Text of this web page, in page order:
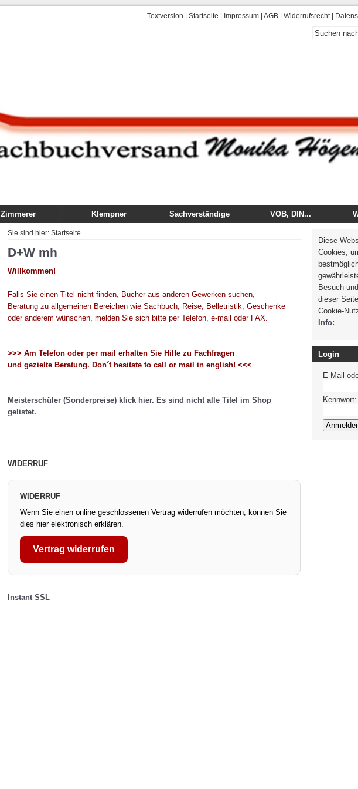
Textversion Startseite Impressum AGB Widerrufsrecht|
Zimmerer
Fachbuch
Ausbildung
Kalkulation
Klempner
Sachverständige
VOB, DIN...
Sie sind hier: Startseite
D+W mh
Willkommen!
Falls Sie einen Titel nicht finden, Bücher aus anderen Gewerken suchen,
Beratung zu allgemeinen Bereichen wie Sachbuch, Reise, Belletristik, Geschenke
oder anderem wünschen, melden Sie sich bitte per Telefon, e-mail oder FAX.
>>> Am Telefon oder per mail erhalten Sie Hilfe zu Fachfragen
und gezielte Beratung. Don´t hesitate to call or mail in english! <<<
Meisterschüler (Sonderpreise) klick hier. Es sind nicht alle Titel im Shop
gelistet.
WIDERRUF
WIDERRUF
Wenn Sie einen online geschlossenen Vertrag widerrufen möchten, können Sie
dies hier elektronisch erklären.
Vertrag widerrufen
Instant SSL
Diese
Cookies,
Besuch
dieser
Cookie-
Info:
Login
E-Mail
Kennwort: